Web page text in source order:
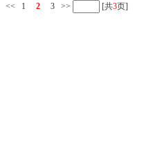
<< 1 2 3 >> [共3页]